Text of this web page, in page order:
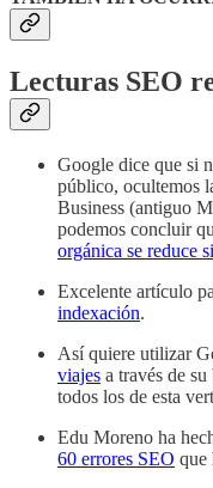
Lecturas SEO
Google dice que si
público, ocultemos
Business (antiguo
podemos concluir
orgánica se reduce
Excelente artículo
indexación.
Así quiere utilizar
viajes a través de
todos los de esta
Edu Moreno ha
60 errores SEO que